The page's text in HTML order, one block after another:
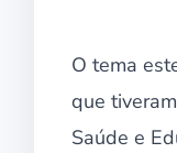
O tema
que
Saúde e